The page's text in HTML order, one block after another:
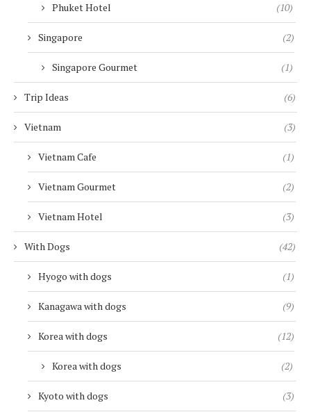
Phuket Hotel (10)
Singapore (2)
Singapore Gourmet (1)
Trip Ideas (6)
Vietnam (3)
Vietnam Cafe (1)
Vietnam Gourmet (2)
Vietnam Hotel (3)
With Dogs (42)
Hyogo with dogs (1)
Kanagawa with dogs (9)
Korea with dogs (12)
Korea with dogs (2)
Kyoto with dogs (3)